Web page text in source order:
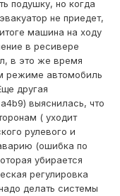
подушку, но когда
не приедет,
машина на ходу
в ресивере
в это же время
режиме автомобиль
другая
выяснилась, что
( уходит
рулевого и
(ошибка по
убирается
регулировка
делать системы